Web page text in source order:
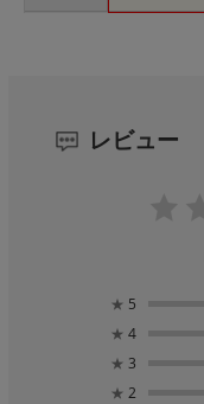
レビュー
★ 5
★ 4
★ 3
★ 2